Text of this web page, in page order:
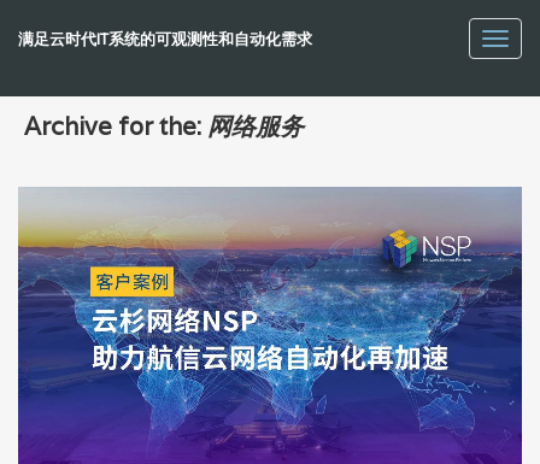
满足云时代IT系统的可观测性和自动化需求
Archive for the: 网络服务